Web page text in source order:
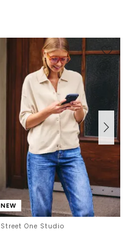
NEW
Street One Studio